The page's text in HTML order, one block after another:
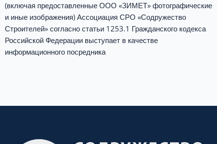
(включая предоставленные ООО «ЗИМЕТ» фотографические
и иные изображения) Ассоциация СРО «Содружество
Строителей» согласно статьи 1253.1 Гражданского кодекса
Российской Федерации выступает в качестве
информационного посредника